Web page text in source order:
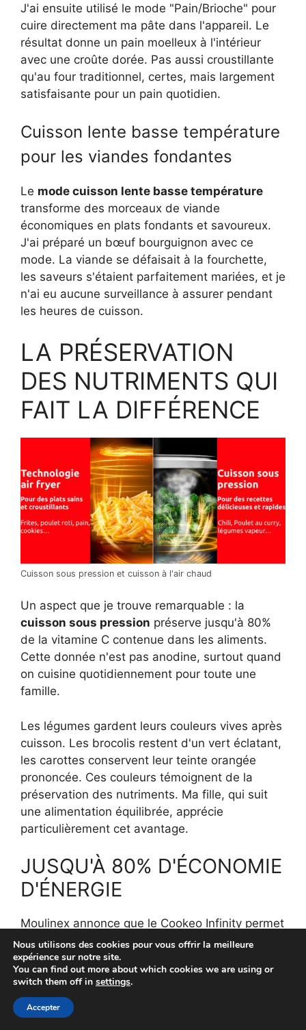
J'ai ensuite utilisé le mode "Pain/Brioche" pour
cuire directement ma pâte dans l'appareil. Le
résultat donne un pain moelleux à l'intérieur
avec une croûte dorée. Pas aussi croustillante
qu'au four traditionnel, certes, mais largement
satisfaisante pour un pain quotidien.
Cuisson lente basse température
pour les viandes fondantes
Le mode cuisson lente basse température
transforme des morceaux de viande
économiques en plats fondants et savoureux.
J'ai préparé un bœuf bourguignon avec ce
mode. La viande se défaisait à la fourchette,
les saveurs s'étaient parfaitement mariées, et je
n'ai eu aucune surveillance à assurer pendant
les heures de cuisson.
LA PRÉSERVATION
DES NUTRIMENTS QUI
FAIT LA DIFFÉRENCE
Cuisson sous pression et cuisson à l'air chaud
Un aspect que je trouve remarquable : la
cuisson sous pression préserve jusqu'à 80%
de la vitamine C contenue dans les aliments.
Cette donnée n'est pas anodine, surtout quand
on cuisine quotidiennement pour toute une
famille.
Les légumes gardent leurs couleurs vives après
cuisson. Les brocolis restent d'un vert éclatant,
les carottes conservent leur teinte orangée
prononcée. Ces couleurs témoignent de la
préservation des nutriments. Ma fille, qui suit
une alimentation équilibrée, apprécie
particulièrement cet avantage.
JUSQU'À 80% D'ÉCONOMIE
D'ÉNERGIE
Moulinex annonce que le Cookeo Infinity permet
de réaliserjusqu'à 80% d'économie d'énergie
par rapport aux méthodes de cuisson
traditionnelles. Cette performance s'explique
l'isolation thermique efficace de l'appareil.
Nous utilisons des cookies pour vous offrir la meilleure
expérience sur notre site.
You can find out more about which cookies we are using or
switch them off in settings.
Accepter